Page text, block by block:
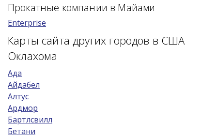
Возраст 25-70 лет?
Купон/промо
Прокатные компании в Майами
Enterprise
Карты сайта других городов в США
Оклахома
Ада
Айдабел
Алтус
Ардмор
Бартлсвилл
Бетани